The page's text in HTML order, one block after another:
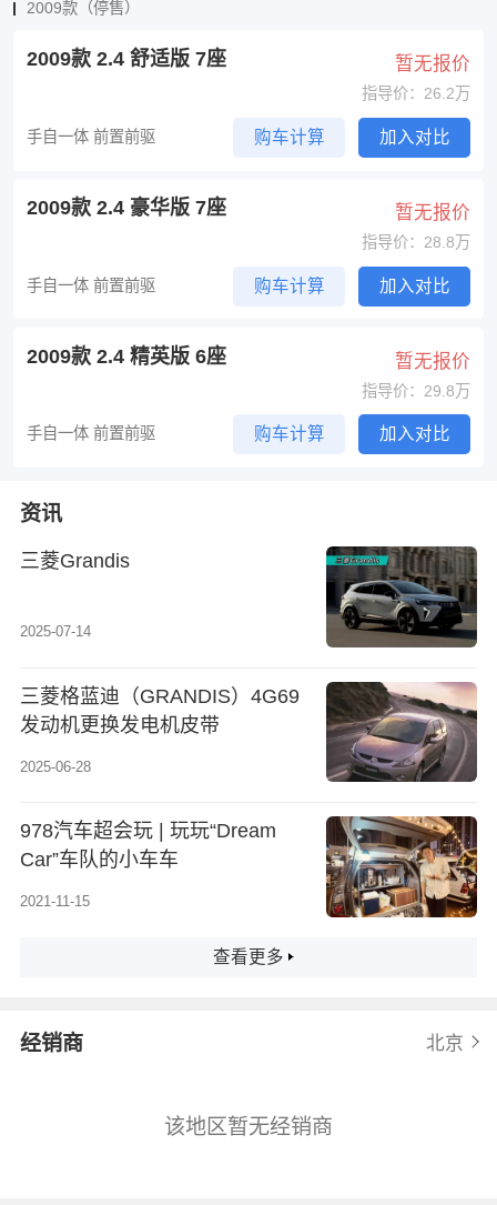
2009款（停售）
2009款 2.4 舒适版 7座 暂无报价
指导价：26.2万
手自一体 前置前驱 购车计算 加入对比
2009款 2.4 豪华版 7座 暂无报价
指导价：28.8万
手自一体 前置前驱 购车计算 加入对比
2009款 2.4 精英版 6座 暂无报价
指导价：29.8万
手自一体 前置前驱 购车计算 加入对比
资讯
三菱Grandis
2025-07-14
三菱格蓝迪（GRANDIS）4G69
发动机更换发电机皮带
2025-06-28
978汽车超会玩 | 玩玩“Dream
Car”车队的小车车
2021-11-15
查看更多
经销商 北京
该地区暂无经销商